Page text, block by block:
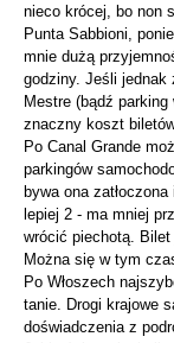
nieco krócej, bo non
Punta Sabbioni,
mnie dużą
godziny. Jeśli jednak
Mestre (bądź
znaczny koszt
Po Canal Grande
parkingów
bywa ona
lepiej 2 - ma mniej
wrócić piechotą.
Można się w tym
Po Włoszech
tanie. Drogi krajowe
doświadczenia z